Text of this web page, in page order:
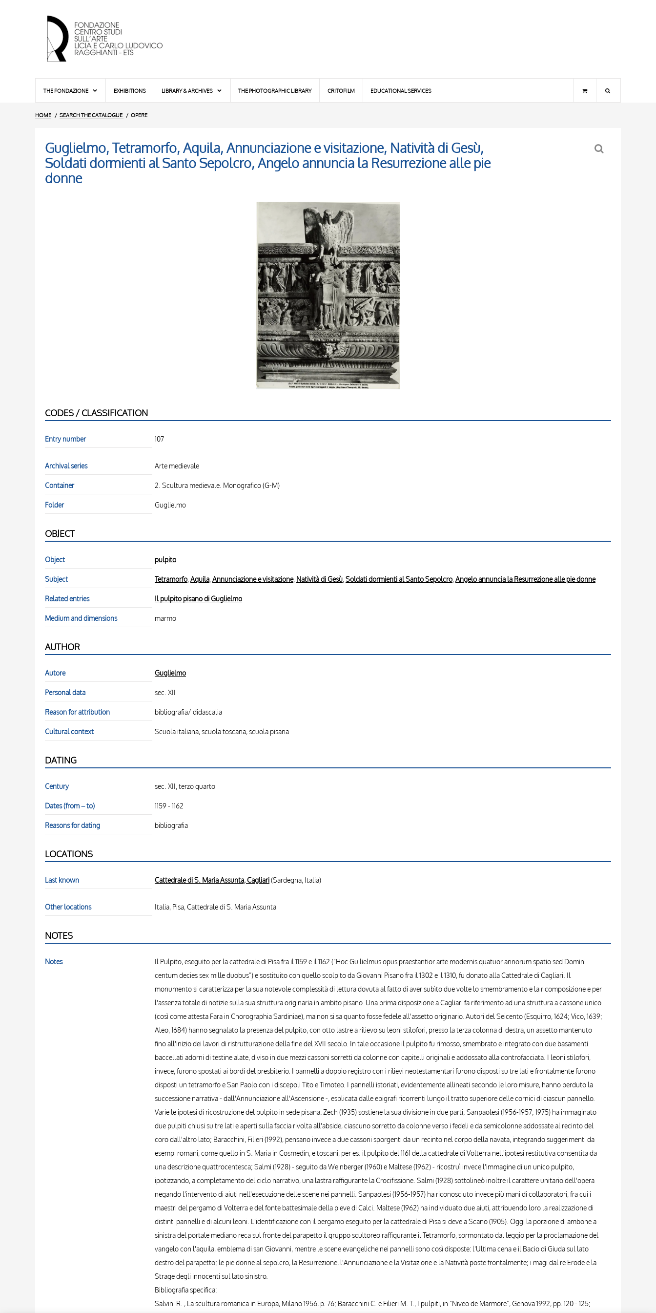
THE FONDAZIONE EXHIBITIONS LIBRARY & ARCHIVES THE PHOTOGRAPHIC LIBRARY CRITOFILM EDUCATIONAL SERVICES
HOME SEARCH THE CATALOGUE OPERE
Guglielmo, Tetramorfo, Aquila, Annunciazione e visitazione, Natività di Gesù,
Soldati dormienti al Santo Sepolcro, Angelo annuncia la Resurrezione alle pie
donne
CODES / CLASSIFICATION
Entry number 107
Archival series Arte medievale
Container 2. Scultura medievale. Monografico (G-M)
Folder Guglielmo
OBJECT
Object pulpito
Subject Tetramorfo,Aquila,Annunciazione e visitazione, Natività di Gesù,Soldati dormienti al Santo Sepolcro,Angelo annuncia la Resurrezione alle pie donne
Related entries Il pulpito pisano di Guglielmo
Medium and dimensions marmo
AUTHOR
Autore Guglielmo
Personal data sec. XII
Reason for attribution bibliografia/ didascalia
Cultural context Scuola italiana, scuola toscana, scuola pisana
DATING
Century sec. XII, terzo quarto
Dates (from – to) 1159 - 1162
Reasons for dating bibliografia
LOCATIONS
Last known Cattedrale di S. Maria Assunta, Cagliari(Sardegna, Italia)
Other locations Italia, Pisa, Cattedrale di S. Maria Assunta
NOTES
Notes
Il Pulpito, eseguito per la cattedrale di Pisa fra il 1159 e il 1162 ("Hoc Guilielmus opus praestantior arte modernis quatuor annorum spatio sed Domini
centum decies sex mille duobus") e sostituito con quello scolpito da Giovanni Pisano fra il 1302 e il 1310, fu donato alla Cattedrale di Cagliari. Il
monumento si caratterizza per la sua notevole complessità di lettura dovuta al fatto di aver subìto due volte lo smembramento e la ricomposizione e per
l'assenza totale di notizie sulla sua struttura originaria in ambito pisano. Una prima disposizione a Cagliari fa riferimento ad una struttura a cassone unico
(così come attesta Fara in Chorographia Sardiniae), ma non si sa quanto fosse fedele all'assetto originario. Autori del Seicento (Esquirro, 1624; Vico, 1639;
Aleo, 1684) hanno segnalato la presenza del pulpito, con otto lastre a rilievo su leoni stilofori, presso la terza colonna di destra, un assetto mantenuto
fino all'inizio dei lavori di ristrutturazione della fine del XVII secolo. In tale occasione il pulpito fu rimosso, smembrato e integrato con due basamenti
baccellati adorni di testine alate, diviso in due mezzi cassoni sorretti da colonne con capitelli originali e addossato alla controfacciata. I leoni stilofori,
invece, furono spostati ai bordi del presbiterio. I pannelli a doppio registro con i rilievi neotestamentari furono disposti su tre lati e frontalmente furono
disposti un tetramorfo e San Paolo con i discepoli Tito e Timoteo. I pannelli istoriati, evidentemente allineati secondo le loro misure, hanno perduto la
successione narrativa - dall'Annunciazione all'Ascensione -, esplicata dalle epigrafi ricorrenti lungo il tratto superiore delle cornici di ciascun pannello.
Varie le ipotesi di ricostruzione del pulpito in sede pisana: Zech (1935) sostiene la sua divisione in due parti; Sanpaolesi (1956-1957; 1975) ha immaginato
due pulpiti chiusi su tre lati e aperti sulla faccia rivolta all'abside, ciascuno sorretto da colonne verso i fedeli e da semicolonne addossate al recinto del
coro dall'altro lato; Baracchini, Filieri (1992), pensano invece a due cassoni sporgenti da un recinto nel corpo della navata, integrando suggerimenti da
esempi romani, come quello in S. Maria in Cosmedin, e toscani, per es. il pulpito del 1161 della cattedrale di Volterra nell'ipotesi restitutiva consentita da
una descrizione quattrocentesca; Salmi (1928) - seguito da Weinberger (1960) e Maltese (1962) - ricostruì invece l'immagine di un unico pulpito,
ipotizzando, a completamento del ciclo narrativo, una lastra raffigurante la Crocifissione. Salmi (1928) sottolineò inoltre il carattere unitario dell'opera
negando l'intervento di aiuti nell'esecuzione delle scene nei pannelli. Sanpaolesi (1956-1957) ha riconosciuto invece più mani di collaboratori, fra cui i
maestri del pergamo di Volterra e del fonte battesimale della pieve di Calci. Maltese (1962) ha individuato due aiuti, attribuendo loro la realizzazione di
distinti pannelli e di alcuni leoni. L'identificazione con il pergamo eseguito per la cattedrale di Pisa si deve a Scano (1905). Oggi la porzione di ambone a
sinistra del portale mediano reca sul fronte del parapetto il gruppo scultoreo raffigurante il Tetramorfo, sormontato dal leggio per la proclamazione del
vangelo con l'aquila, emblema di san Giovanni, mentre le scene evangeliche nei pannelli sono così disposte: l'Ultima cena e il Bacio di Giuda sul lato
destro del parapetto; le pie donne al sepolcro, la Resurrezione, l'Annunciazione e la Visitazione e la Natività poste frontalmente; i magi dal re Erode e la
Strage degli innocenti sul lato sinistro.
Bibliografia specifica:
Salvini R. , La scultura romanica in Europa, Milano 1956, p. 76; Baracchini C. e Filieri M. T., I pulpiti, in "Niveo de Marmore", Genova 1992, pp. 120 - 125;